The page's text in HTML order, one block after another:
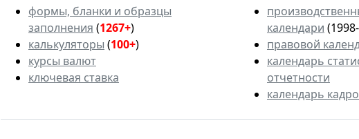
формы, бланки и образцы
заполнения (1267+)
калькуляторы (100+)
курсы валют
ключевая ставка
календари
правовой
календарь
отчетности
календарь